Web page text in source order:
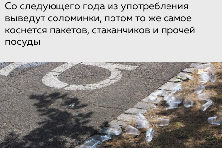
Со следующего года из употребления
выведут соломинки, потом то же самое
коснется пакетов, стаканчиков и прочей
посуды